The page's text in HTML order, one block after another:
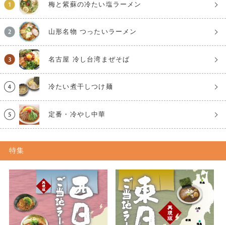
梅と紫蘇の冷たい塩ラーメン
山形名物 つったいラーメン
名古屋 冷し台湾まぜそば
冷たい煮干しつけ麺
定番・冷やし中華
特集